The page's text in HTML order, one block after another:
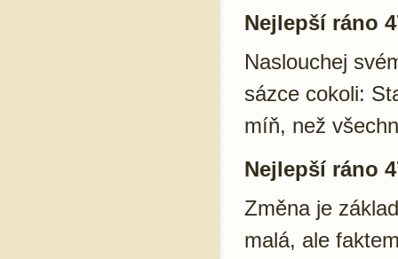
Nejlepší ráno
Naslouchej
sázce cokoli:
míň, než
Nejlepší ráno
Změna je
malá, ale